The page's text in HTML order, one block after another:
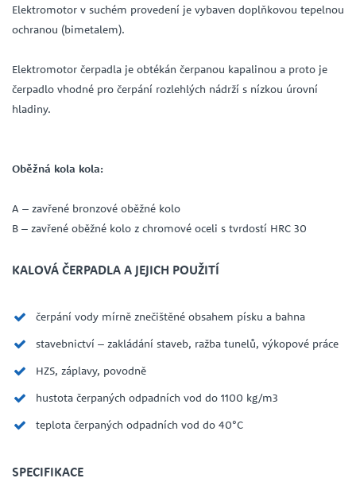
Elektromotor v suchém provedení je vybaven doplňkovou tepelnou
ochranou (bimetalem).
Elektromotor čerpadla je obtékán čerpanou kapalinou a proto je
čerpadlo vhodné pro čerpání rozlehlých nádrží s nízkou úrovní
hladiny.
Oběžná kola kola:
A – zavřené bronzové oběžné kolo
B – zavřené oběžné kolo z chromové oceli s tvrdostí HRC 30
KALOVÁ ČERPADLA A JEJICH POUŽITÍ
čerpání vody mírně znečištěné obsahem písku a bahna
stavebnictví – zakládání staveb, ražba tunelů, výkopové práce
HZS, záplavy, povodně
hustota čerpaných odpadních vod do 1100 kg/m3
teplota čerpaných odpadních vod do 40°C
SPECIFIKACE